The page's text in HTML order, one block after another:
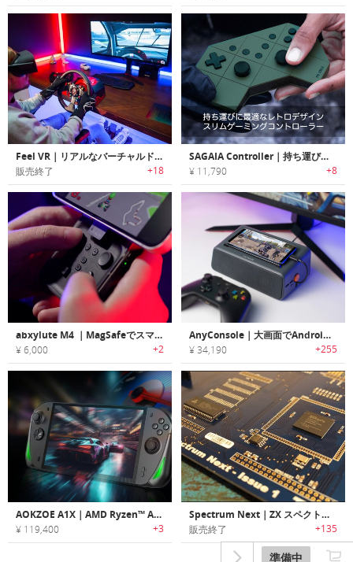
準備中
Feel VR｜リアルなバーチャルドライブ体験が可能なVRハンドル/ペダル「フィールVR」
販売終了 +18
SAGAIA Controller｜持ち運びに最適なレトロデザインスリムゲーミングコントローラー「サガイア」
¥ 11,790 +8
abxylute M4 ｜MagSafeでスマホに瞬時装着して本格操作ができるゲームコントローラー
¥ 6,000 +2
AnyConsole｜大画面でAndroidモバイルゲームが楽しめるビデオゲームコンソール「エニーコンソール」
¥ 34,190 +255
AOKZOE A1X｜AMD Ryzen™ AI 9 HX 370搭載のハイパフォーマンスゲーミングデバイス
¥ 119,400 +3
Spectrum Next｜ZX スペクトラム互換で新しいレベルのハードウェアを体験を可能にするゲームコンソール「スペクトラムネクスト」
販売終了 +135